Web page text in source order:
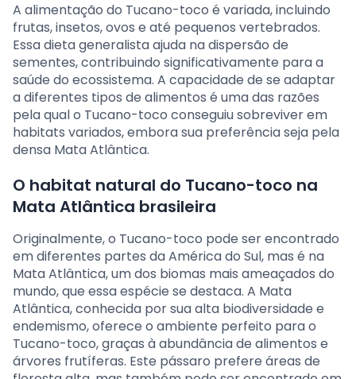
A alimentação do Tucano-toco é variada, incluindo
frutas, insetos, ovos e até pequenos vertebrados.
Essa dieta generalista ajuda na dispersão de
sementes, contribuindo significativamente para a
saúde do ecossistema. A capacidade de se adaptar
a diferentes tipos de alimentos é uma das razões
pela qual o Tucano-toco conseguiu sobreviver em
habitats variados, embora sua preferência seja pela
densa Mata Atlântica.
O habitat natural do Tucano-toco na
Mata Atlântica brasileira
Originalmente, o Tucano-toco pode ser encontrado
em diferentes partes da América do Sul, mas é na
Mata Atlântica, um dos biomas mais ameaçados do
mundo, que essa espécie se destaca. A Mata
Atlântica, conhecida por sua alta biodiversidade e
endemismo, oferece o ambiente perfeito para o
Tucano-toco, graças à abundância de alimentos e
árvores frutíferas. Este pássaro prefere áreas de